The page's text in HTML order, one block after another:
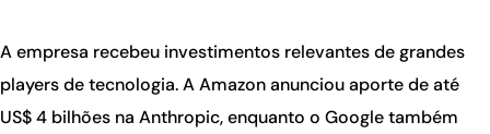
A empresa recebeu investimentos relevantes de grandes
players de tecnologia. A Amazon anunciou aporte de até
US$ 4 bilhões na Anthropic, enquanto o Google também